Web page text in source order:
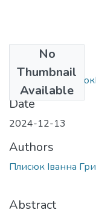
No
Thumbnail
Available
Date
2024-12-13
Authors
Плисюк Іванна
Abstract